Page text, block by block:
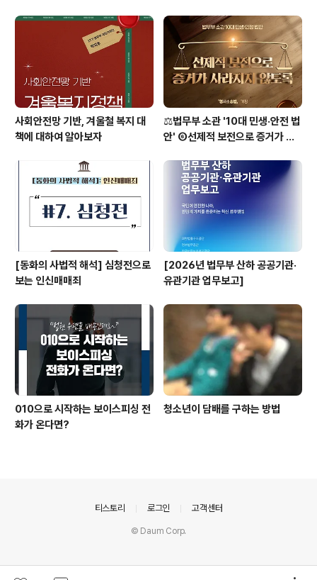
사회안전망 기반, 겨울철 복지 대
책에 대하여 알아보자
⚖️법무부 소관 '10대 민생·안전 법
안' ⑥선제적 보전으로 증거가 사
[동화의 사법적 해석] 심청전으로
보는 인신매매죄
[2026년 법무부 산하 공공기관·
유관기관 업무보고]
010으로 시작하는 보이스피싱 전
화가 온다면?
청소년이 담배를 구하는 방법
티스토리 로그인 고객센터
© Daum Corp.